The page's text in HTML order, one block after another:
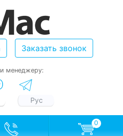
Заказать звонок
менеджеру:
Рус
0